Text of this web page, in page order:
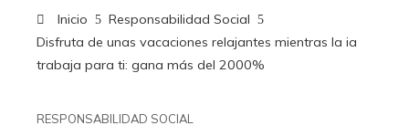
Inicio
Responsabilidad Social
Disfruta de unas vacaciones relajantes mientras la ia
trabaja para ti: gana más del 2000%
RESPONSABILIDAD SOCIAL